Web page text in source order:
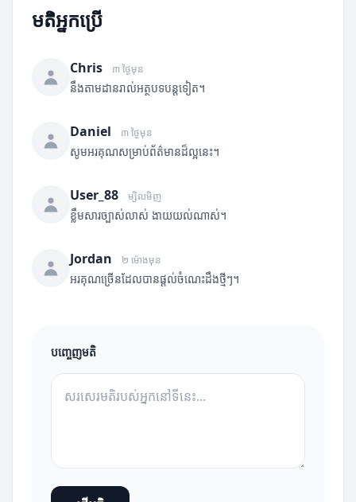
មតិអ្នកប្រើ
Chris ៣ ថ្ងៃមុន
នឹងតាមដានរាល់អត្ថបទបន្តទៀត។
Daniel ៣ ថ្ងៃមុន
សូមអរគុណសម្រាប់ព័ត៌មានដ៏ល្អនេះ។
User_88 ម្សិលមិញ
ខ្លឹមសារច្បាស់លាស់ ងាយយល់ណាស់។
Jordan ២ ម៉ោងមុន
អរគុណច្រើនដែលបានផ្តល់ចំណេះដឹងថ្មីៗ។
បញ្ចេញមតិ